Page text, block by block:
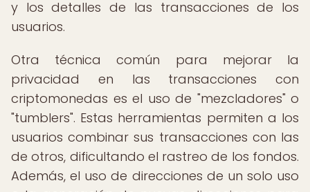
y los detalles de las transacciones de los
usuarios.
Otra técnica común para mejorar la
privacidad en las transacciones con
criptomonedas es el uso de "mezcladores" o
"tumblers". Estas herramientas permiten a los
usuarios combinar sus transacciones con las
de otros, dificultando el rastreo de los fondos.
Además, el uso de direcciones de un solo uso